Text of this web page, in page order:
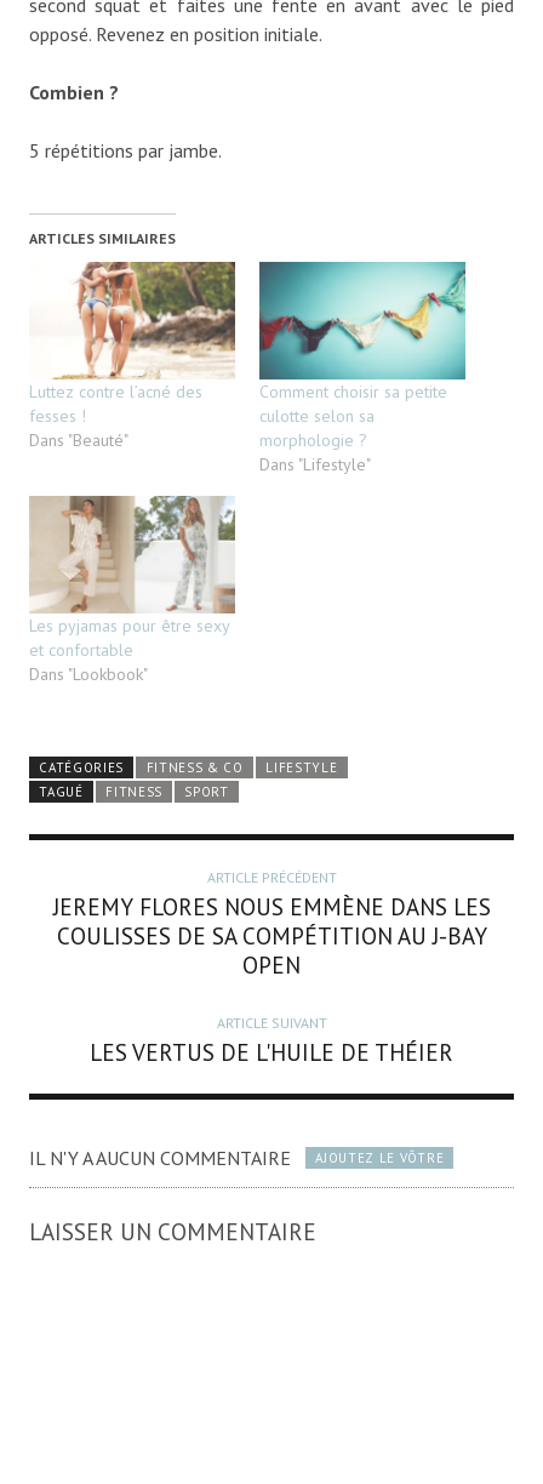
opposé. Revenez en position initiale.
Combien ?
5 répétitions par jambe.
ARTICLES SIMILAIRES
Luttez contre l’acné des
fesses !
Dans "Beauté"
Comment choisir sa petite
culotte selon sa
morphologie ?
Dans "Lifestyle"
Les pyjamas pour être sexy
et confortable
Dans "Lookbook"
CATÉGORIES FITNESS & CO
LIFESTYLE
TAGUÉ
FITNESS SPORT
ARTICLE PRÉCÉDENT
JEREMY FLORES NOUS EMMÈNE DANS LES
COULISSES DE SA COMPÉTITION AU J-BAY
OPEN
ARTICLE SUIVANT
LES VERTUS DE L'HUILE DE THÉIER
IL N'Y A AUCUN COMMENTAIRE AJOUTEZ LE VÔTRE
LAISSER UN COMMENTAIRE